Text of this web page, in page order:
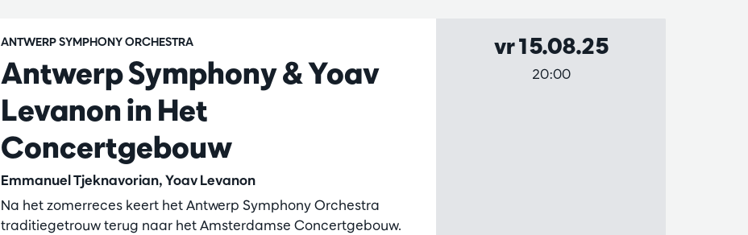
Antwerp Symphony & Yoav
Levanon in Het
Concertgebouw
Emmanuel Tjeknavorian, Yoav Levanon
ANTWERP SYMPHONY ORCHESTRA
Na het zomerreces keert het Antwerp Symphony Orchestra
traditiegetrouw terug naar het Amsterdamse Concertgebouw.
vr 15.08.25
20:00